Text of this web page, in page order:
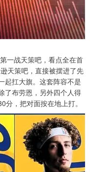
一战天策吧，看点全在首
天策吧，直接被摆进了先
起扛大旗。这套阵容不是
了布劳恩，另外四个人得
，把对面按在地上打。